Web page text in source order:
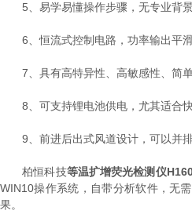
5、易学易懂操作步骤，无专业背景
6、恒流式控制电路，功率输出平滑
7、具有高特异性、高敏感性、简单
8、可支持锂电池供电，尤其适合快
9、前进后出式风道设计，可以并排
柏恒科技等温扩增荧光检测仪
WIN10操作系统，自带分析软件，无
果。